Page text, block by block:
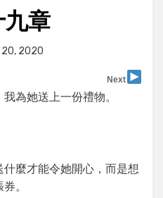
章
20, 2020
Next
為她送上一份禮物。
麼才能令她開心，而是想
。